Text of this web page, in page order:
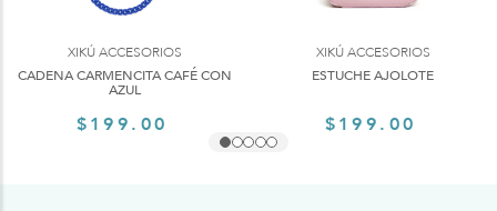
XIKÚ ACCESORIOS
CADENA CARMENCITA CAFÉ CON
AZUL
$199.00
XIKÚ ACCESORIOS
ESTUCHE AJOLOTE
$199.00